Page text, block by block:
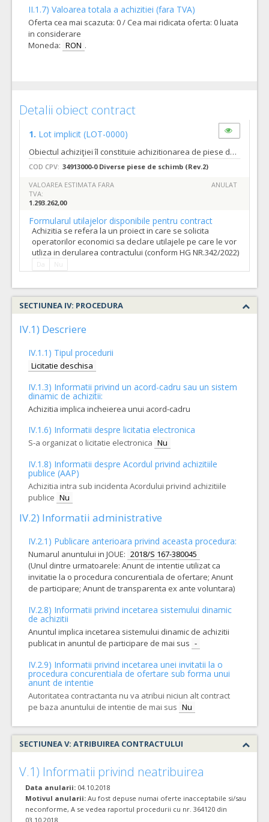
II.1.7) Valoarea totala a achizitiei (fara TVA)
Oferta cea mai scazuta: 0 / Cea mai ridicata oferta: 0 luata
in considerare
Moneda: RON .
Detalii obiect contract
1. Lot implicit (LOT-0000)
Obiectul achiziţiei îl constituie achizitionarea de piese de schimb pentru parcometrele din Municipiul Oradea asa cum sunt ele descrise in anexele la caietul de sarcini al achizitiei. Piesele de schimb vor fi achizitionate in vederea inlocuirii pieselor care se defecteaza pe parcursul functionarii continue a parcometrelor. Frecventa si valoarea contractelor care urmeaza sa fie atribuite (daca se cunosc): se estimeaza ca va fi incheiat un contract subsecvent pe an, fiecare contract avand valoarea de 323.316 lei fara tva. Mentionam ca, pentru perioada 2019-2020 , perioada 2020 – 2021 si perioada 2021 – 2022, valoarea contractelor subsecvente va putea fi ajustata conform Anexei 3 din Caietul de sarcini. B. Estimarea cantitatilor minime si maxime ce vor face obiectul contractului cadru, sunt prevazute in Anexa 1 litera A la caietul de sarcini. Estimarea cantitatilor minime si maxime ce vor face obiectul contractului subsecvent sunt prevazute de asemenea in Anexa nr. 1 litera B la caietul de sarcini. 1. Pentru obiectul achizitiei: • acordul-cadru se va incheia cu un singur operator economic. • Acordul cadru se va incheia pe o perioada de 4 ani 2. Calendarul estimativ de atribuire a contractelor subsecvente: Se estimeaza ca va fi incheiat 1 contract subsecvent pentru fiecare an, o data pe an. 3. estimarile cantitatilor minime si maxime ce ar putea fi solicitate pe parcursul intregului acord cadru: ANEXA 1 litera A din caietul de sarcini. 4. estimarile cantitatilor minime si maxime care ar putea face obiectul unui singur contract subsecvent : ANEXA 1 litera B din caietul de sarcini 5. valoarea estimata a acordului cadru este urmatoarea: 1.293.262 lei fara tva 6. valoarea estimata a celui mai mare contract subsecvent ce se anticipeaza ca va fi atribuit: 323.316 lei fara tva; mentionam ca, pentru perioada 2019-2020 , perioada 2020 – 2021 si perioada 2021 – 2022, valoarea contractelor subsecvente va putea fi ajustata conform art. 11 din Acordul Cadru.
COD CPV: 34913000-0 Diverse piese de schimb (Rev.2)
VALOAREA ESTIMATA FARA
TVA:
1.293.262,00
ANULAT
Formularul utilajelor disponibile pentru contract
Achizitia se refera la un proiect in care se solicita
operatorilor economici sa declare utilajele pe care le vor
utliza in derularea contractului (conform HG NR.342/2022)
SECTIUNEA IV: PROCEDURA
IV.1) Descriere
IV.1.1) Tipul procedurii
Licitatie deschisa
IV.1.3) Informatii privind un acord-cadru sau un sistem
dinamic de achizitii:
Achizitia implica incheierea unui acord-cadru
IV.1.6) Informatii despre licitatia electronica
S-a organizat o licitatie electronica Nu
IV.1.8) Informatii despre Acordul privind achizitiile
publice (AAP)
Achizitia intra sub incidenta Acordului privind achizitiile
publice Nu
IV.2) Informatii administrative
IV.2.1) Publicare anterioara privind aceasta procedura:
Numarul anuntului in JOUE: 2018/S 167-380045
(Unul dintre urmatoarele: Anunt de intentie utilizat ca
invitatie la o procedura concurentiala de ofertare; Anunt
de participare; Anunt de transparenta ex ante voluntara)
IV.2.8) Informatii privind incetarea sistemului dinamic
de achizitii
Anuntul implica incetarea sistemului dinamic de achizitii
publicat in anuntul de participare de mai sus -
IV.2.9) Informatii privind incetarea unei invitatii la o
procedura concurentiala de ofertare sub forma unui
anunt de intentie
Autoritatea contractanta nu va atribui niciun alt contract
pe baza anuntului de intentie de mai sus Nu
SECTIUNEA V: ATRIBUIREA CONTRACTULUI
V.1) Informatii privind neatribuirea
Data anularii: 04.10.2018
Motivul anularii: Au fost depuse numai oferte inacceptabile si/sau
neconforme, A se vedea raportul procedurii cu nr. 364120 din
03.10.2018